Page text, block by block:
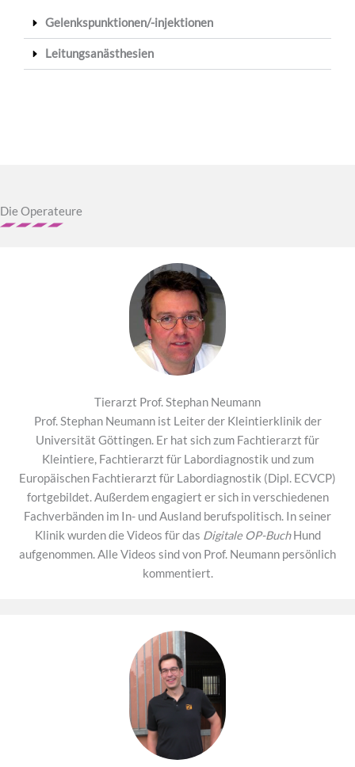
Gelenkspunktionen/-injektionen
Leitungsanästhesien
Die Operateure
Tierarzt Prof. Stephan Neumann
Prof. Stephan Neumann ist Leiter der Kleintierklinik der
Universität Göttingen. Er hat sich zum Fachtierarzt für
Kleintiere, Fachtierarzt für Labordiagnostik und zum
Europäischen Fachtierarzt für Labordiagnostik (Dipl. ECVCP)
fortgebildet. Außerdem engagiert er sich in verschiedenen
Fachverbänden im In- und Ausland berufspolitisch. In seiner
Klinik wurden die Videos für das Digitale OP-BuchHund
aufgenommen. Alle Videos sind von Prof. Neumann persönlich
kommentiert.